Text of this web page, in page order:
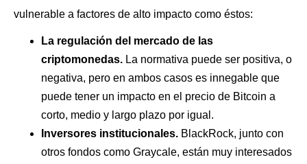
vulnerable a factores de alto impacto como éstos:
La regulación del mercado de las
criptomonedas. La normativa puede ser positiva, o
negativa, pero en ambos casos es innegable que
puede tener un impacto en el precio de Bitcoin a
corto, medio y largo plazo por igual.
Inversores institucionales. BlackRock, junto con
otros fondos como Graycale, están muy interesados